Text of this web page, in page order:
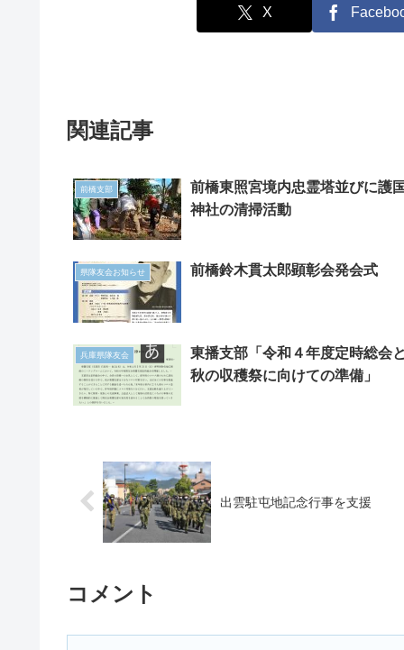
X
関連記事
前橋支部
前橋東照宮境内忠霊塔並びに護
神社の清掃活動
県隊友会お知らせ 前橋鈴木貫太郎顕彰会発会式
兵庫県隊友会
東播支部「令和４年度定時総会
秋の収穫祭に向けての準備」
出雲駐屯地記念行事を支援
コメント